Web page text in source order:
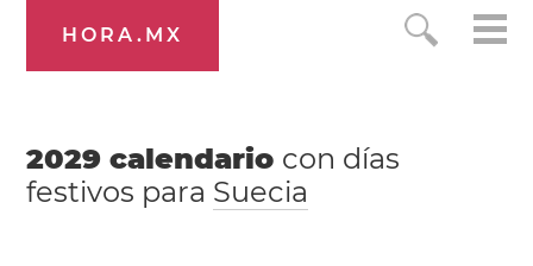
HORA.MX
2029 calendario con días
festivos para Suecia